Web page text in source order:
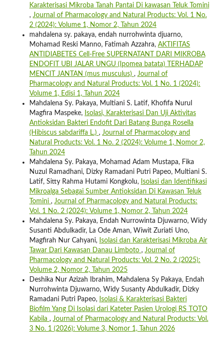
Karakterisasi Mikroba Tanah Pantai Di kawasan Teluk Tomini
, Journal of Pharmacology and Natural Products: Vol. 1 No.
2 (2024): Volume 1, Nomor 2, Tahun 2024
mahdalena sy. pakaya, endah nurrohwinta djuarno,
Mohamad Reski Manno, Fatimah Azzahra, AKTIFITAS
ANTIDIABETES Cell-Free SUPERNATANT DARI MIKROBA
ENDOFIT UBI JALAR UNGU (Ipomea batata) TERHADAP
MENCIT JANTAN (mus musculus) , Journal of
Pharmacology and Natural Products: Vol. 1 No. 1 (2024):
Volume 1, Edisi 1, Tahun 2024
Mahdalena Sy. Pakaya, Multiani S. Latif, Khofifa Nurul
Magfira Maspeke, Isolasi, Karakterisasi Dan Uji Aktivitas
Antioksidan Bakteri Endofit Dari Batang Bunga Rosella
(Hibiscus sabdariffa L.) , Journal of Pharmacology and
Natural Products: Vol. 1 No. 2 (2024): Volume 1, Nomor 2,
Tahun 2024
Mahdalena Sy. Pakaya, Mohamad Adam Mustapa, Fika
Nuzul Ramadhani, Dizky Ramadani Putri Papeo, Multiani S.
Latif, Sitty Rahma Hutami Kongkolu, Isolasi dan Identifikasi
Mikroalga Sebagai Sumber Antioksidan Di Kawasan Teluk
Tomini , Journal of Pharmacology and Natural Products:
Vol. 1 No. 2 (2024): Volume 1, Nomor 2, Tahun 2024
Mahdalena Sy. Pakaya, Endah Nurrowinta Djuwarno, Widy
Susanti Abdulkadir, La Ode Aman, Wiwit Zuriati Uno,
Magfirah Nur Cahyani, Isolasi dan Karakterisasi Mikroba Air
Tawar Dari Kawasan Danau Limboto , Journal of
Pharmacology and Natural Products: Vol. 2 No. 2 (2025):
Volume 2, Nomor 2, Tahun 2025
Deshika Nur Azizah Ibrahim, Mahdalena Sy Pakaya, Endah
Nurrohwinta Djuwarno, Widy Susanty Abdulkadir, Dizky
Ramadani Putri Papeo, Isolasi & Karakterisasi Bakteri
Biofilm Yang Di Isolasi dari Kateter Pasien Urologi RS TOTO
Kabila , Journal of Pharmacology and Natural Products: Vol.
3 No. 1 (2026): Volume 3, Nomor 1, Tahun 2026